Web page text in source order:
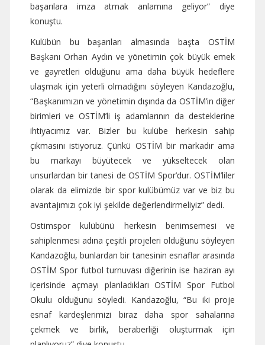
başarılara imza atmak anlamına geliyor” diye
konuştu.
Kulübün bu başarıları almasında başta OSTİM
Başkanı Orhan Aydın ve yönetimin çok büyük emek
ve gayretleri olduğunu ama daha büyük hedeflere
ulaşmak için yeterli olmadığını söyleyen Kandazoğlu,
“Başkanımızın ve yönetimin dışında da OSTİM’in diğer
birimleri ve OSTİM’li iş adamlarının da desteklerine
ihtiyacımız var. Bizler bu kulübe herkesin sahip
çıkmasını istiyoruz. Çünkü OSTİM bir markadır ama
bu markayı büyütecek ve yükseltecek olan
unsurlardan bir tanesi de OSTİM Spor’dur. OSTİM’liler
olarak da elimizde bir spor kulübümüz var ve biz bu
avantajımızı çok iyi şekilde değerlendirmeliyiz” dedi.
Ostimspor kulübünü herkesin benimsemesi ve
sahiplenmesi adına çeşitli projeleri olduğunu söyleyen
Kandazoğlu, bunlardan bir tanesinin esnaflar arasında
OSTİM Spor futbol turnuvası diğerinin ise haziran ayı
içerisinde açmayı planladıkları OSTİM Spor Futbol
Okulu olduğunu söyledi. Kandazoğlu, “Bu iki proje
esnaf kardeşlerimizi biraz daha spor sahalarına
çekmek ve birlik, beraberliği oluşturmak için